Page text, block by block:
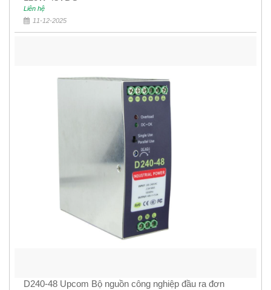
Liên hệ
11-12-2025
D240-48 Upcom Bộ nguồn công nghiệp đầu ra đơn